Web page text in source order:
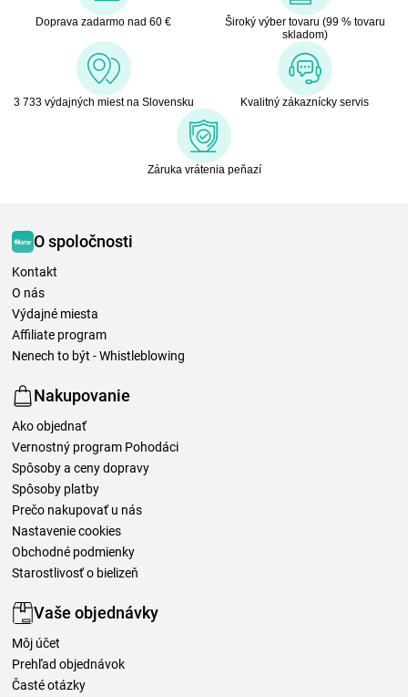
Doprava zadarmo nad 60 €
Široký výber tovaru (99 % tovaru
skladom)
3 733 výdajných miest na Slovensku Kvalitný zákaznícky servis
Záruka vrátenia peňazí
O spoločnosti
Kontakt
O nás
Výdajné miesta
Affiliate program
Nenech to být - Whistleblowing
Nakupovanie
Ako objednať
Vernostný program Pohodáci
Spôsoby a ceny dopravy
Spôsoby platby
Prečo nakupovať u nás
Nastavenie cookies
Obchodné podmienky
Starostlivosť o bielizeň
Vaše objednávky
Môj účet
Prehľad objednávok
Časté otázky